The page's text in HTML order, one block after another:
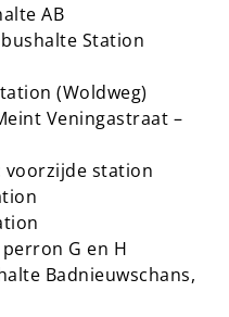
AB
Station
(Woldweg)
Veningastraat –
voorzijde station
G en H
Badnieuwschans,